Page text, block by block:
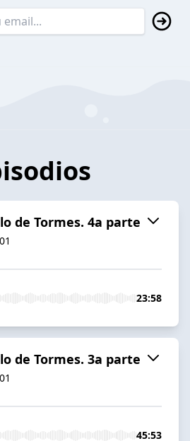
de Tormes. 4a parte
23:58
de Tormes. 3a parte
45:53